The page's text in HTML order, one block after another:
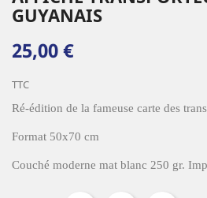
GUYANAIS
25,00 €
TTC
Ré-édition de la fameuse carte des
Format 50x70 cm
Couché moderne mat blanc 250 gr.